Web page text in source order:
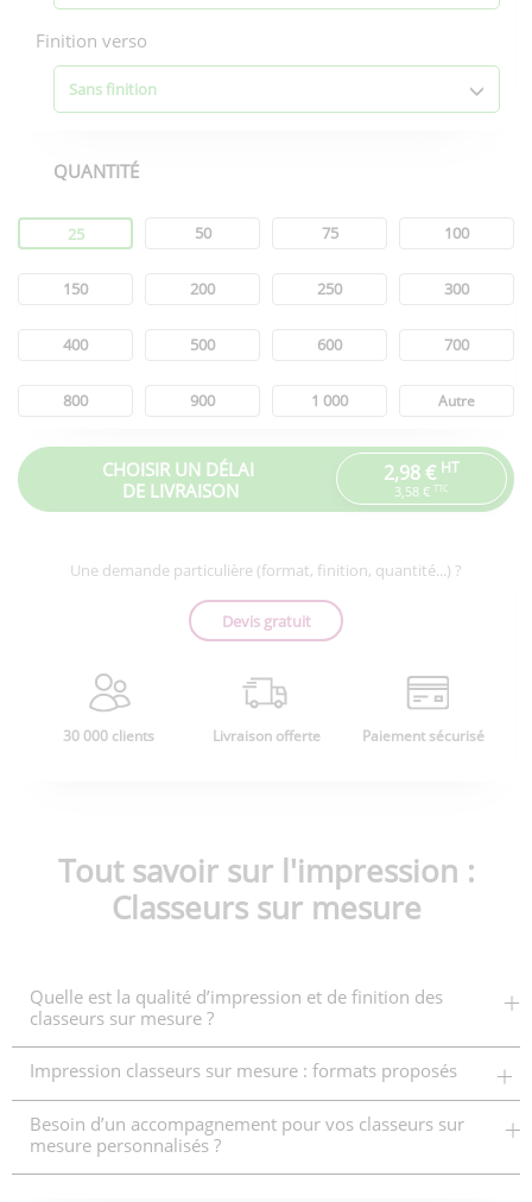
2,98 € HT
3,58 € TTC
Finition verso
Sans finition
Quantité
QUANTITÉ
25 50 75 100
150 200 250 300
400 500 600 700
800 900 1 000 Autre
CHOISIR UN DÉLAI
DE LIVRAISON
Une demande particulière (format, finition, quantité...) ?
Devis gratuit
30 000 clients Livraison offerte Paiement sécurisé
Tout savoir sur l'impression :
Classeurs sur mesure
Quelle est la qualité d’impression et de finition des
classeurs sur mesure ?
Impression classeurs sur mesure : formats proposés
Besoin d’un accompagnement pour vos classeurs sur
mesure personnalisés ?